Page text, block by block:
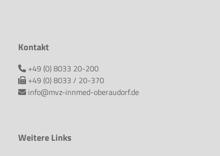
Kontakt
+49 (0) 8033 20-200
+49 (0) 8033 / 20-370
info@mvz-innmed-oberaudorf.de
Weitere Links